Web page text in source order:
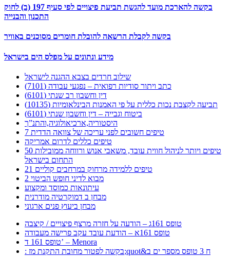
בקשה להארכת מועד להגשת תביעת פיצויים לפי סעיף 197 (ב) לחוק
התכנון והבנייה
בקשה לקבלת הרשאה להובלת חומרים מסוכנים באוויר
מידע ונתונים על מפלס הים בישראל
שילוב חרדים בצבא ההגנה לישראל
כתב ויתור סודיות רפואית – נפגעי עבודה (7101)
דין וחשבון רב שנתי (6101)
תביעה לקצבת נכות כללית על פי האמנות הבינלאומיות (10135)
ביטוח וגבייה – דין וחשבון שנתי (6101)
היסטוריה,ארכיאולוגיה,והתנ”ך
7 טיפים חשובים לפני עריכה של צוואה הדדית
טיפים כללים לדרום אמריקה
50 טיפים ויותר לניהול חווית עובד, משאבי אנוש ורווחה ממובילות
התחום בישראל
21 טיפים ללמידה מרחוק במרחבים קוליים
מבוא לדיני חופש הביטוי 2
עיתונאות כמוסד ומקצוע
מבחן ב דמוקרטיה מודרנית
מבחן ביעוץ פנים ארגוני
טופס 161ג – הודעה על חזרה מרצף פיצויים / קיצבה
טופס 161א – הודעת עובד עקב פרישה מעבודה
טופס 161 ד’ – Menora
: בקשה לפטור מחובת התקנת מז;quot&ח 3 טופס מספר ים ב